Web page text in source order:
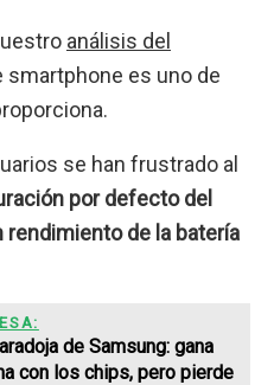
análisis del
smartphone es uno de
se han frustrado al
por defecto del
rendimiento de la batería
de Samsung: gana
con los chips, pero pierde